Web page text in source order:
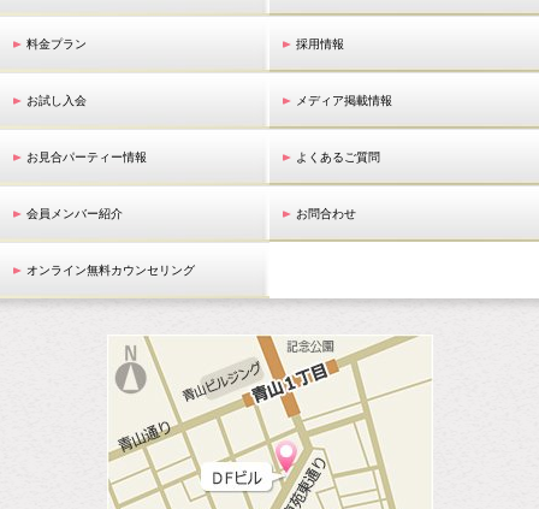
料金プラン
お試し入会
お見合パーティー情報
会員メンバー紹介
オンライン無料カウンセリング
採用情報
メディア掲載情報
よくあるご質問
お問合わせ